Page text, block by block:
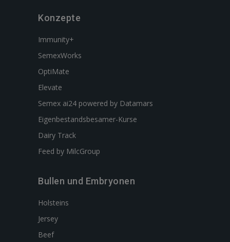
Konzepte
Immunity+
SemexWorks
OptiMate
Elevate
Semex ai24 powered by Datamars
Eigenbestandsbesamer-Kurse
Dairy Track
Feed by MilcGroup
Bullen und Embryonen
Holsteins
Jersey
Beef